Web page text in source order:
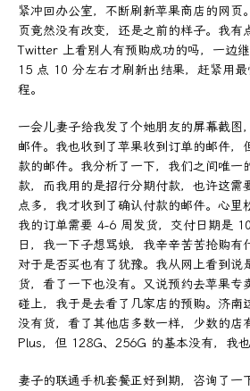
紧冲回办公室，不断刷新苹果商店的网页
页竟然没有改变，还是之前的样子。我有
Twitter 上看别人有预购成功的吗，一边
15 点 10 分左右才刷新出结果，赶紧用
程。
一会儿妻子给我发了个她朋友的屏幕截图
邮件。我也收到了苹果收到订单的邮件，
款的邮件。我分析了一下，我们之间唯一
款，而我用的是招行分期付款，也许这需
点多，我才收到了确认付款的邮件。心里
我的订单需要 4-6 周发货，交付日期是
日，我一下子想骂娘，我辛辛苦苦抢购有
对于是否买也有了犹豫。我从网上看到说
货，看了一下也没有。又说预约去苹果专
碰上，我于是去看了几家店的预购。济南
没有货，看了其他店多数一样，少数的店
Plus，但 128G、256G 的基本没有，我也
妻子的联通手机套餐正好到期，咨询了一